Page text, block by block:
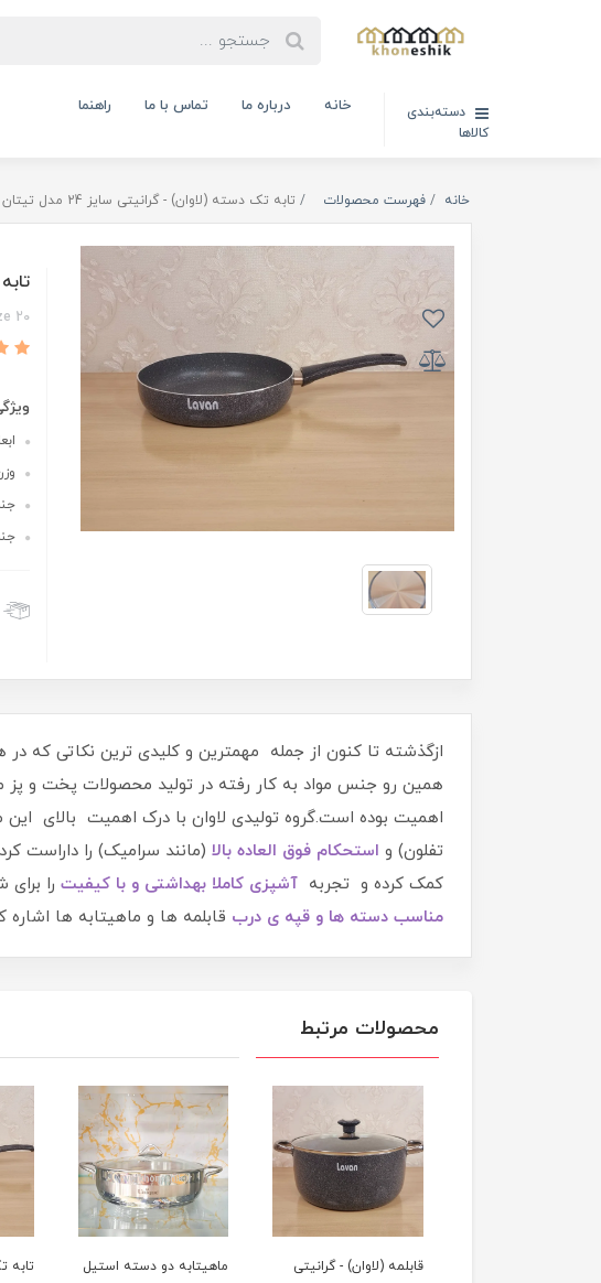
دسته‌بندی
کالاها
خانه درباره ما تماس با ما راهنما
خانه فهرست محصولات تابه تک دسته (لاوان) - گرانیتی سایز 24 مدل تیتان
20
ازگذشته تا کنون از جمله مهمترین و کلیدی ترین نکاتی که
همین رو جنس مواد به کار رفته در تولید محصولات پخت و
اهمیت بوده است.گروه تولیدی لاوان با درک اهمیت بالای این
تفلون) و استحکام فوق العاده بالا (مانند سرامیک) را داراست
کمک کرده و تجربه آشپزی کاملا بهداشتی و با کیفیت را
مناسب دسته ها و قپه ی درب قابلمه ها و ماهیتابه ها اشاره
محصولات مرتبط
قابلمه (لاوان) - گرانیتی
ماهیتابه دو دسته استیل
تابه